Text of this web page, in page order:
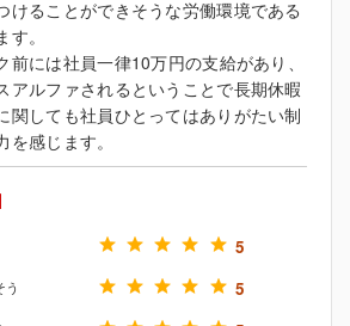
けることができそうな労働環境である
。
前には社員一律10万円の支給があり、
アルファされるということで長期休暇
関しても社員ひとってはありがたい制
感じます。
5
5